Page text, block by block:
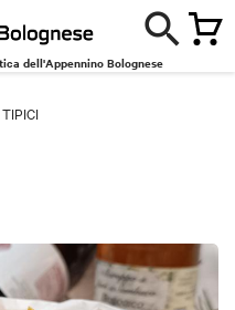
dell'Appennino Bolognese